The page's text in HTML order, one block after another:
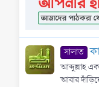
সালাত
আব্দুল্লাহ
আবার